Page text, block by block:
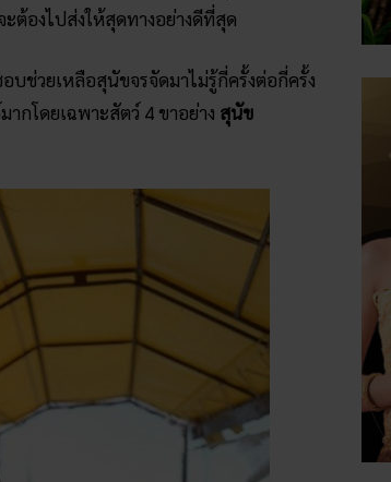
ต้องไปส่งให้สุดทางอย่างดีที่สุด
บช่วยเหลือสุนัขจรจัดมาไม่รู้กี่ครั้งต่อกี่ครั้ง
กโดยเฉพาะสัตว์ 4 ขาอย่าง สุนัข